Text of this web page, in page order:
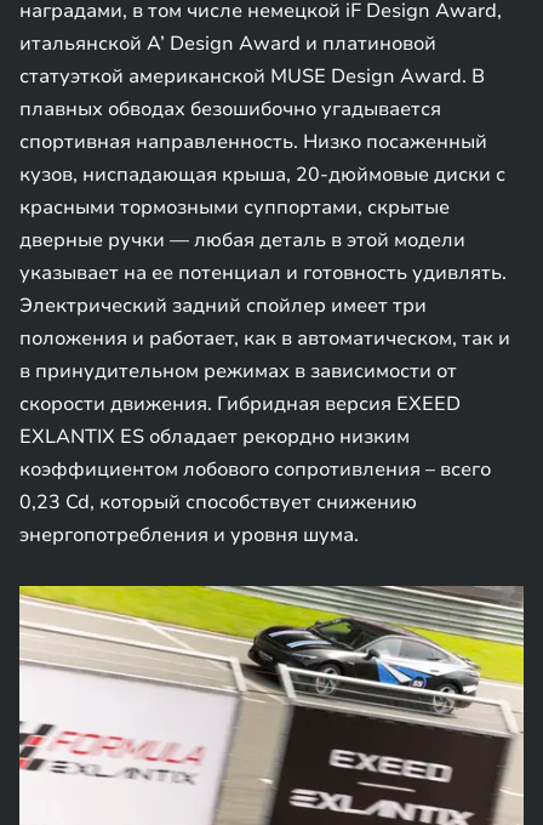
наградами, в том числе немецкой iF Design Award,
итальянской A’ Design Award и платиновой
статуэткой американской MUSE Design Award. В
плавных обводах безошибочно угадывается
спортивная направленность. Низко посаженный
кузов, ниспадающая крыша, 20-дюймовые диски с
красными тормозными суппортами, скрытые
дверные ручки — любая деталь в этой модели
указывает на ее потенциал и готовность удивлять.
Электрический задний спойлер имеет три
положения и работает, как в автоматическом, так и
в принудительном режимах в зависимости от
скорости движения. Гибридная версия EXEED
EXLANTIX ES обладает рекордно низким
коэффициентом лобового сопротивления – всего
0,23 Cd, который способствует снижению
энергопотребления и уровня шума.